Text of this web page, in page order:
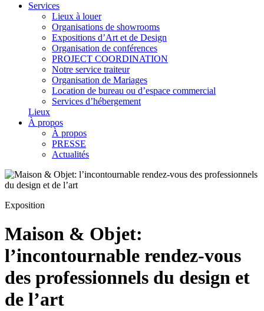
Services
Lieux à louer
Organisations de showrooms
Expositions d’Art et de Design
Organisation de conférences
PROJECT COORDINATION
Notre service traiteur
Organisation de Mariages
Location de bureau ou d’espace commercial
Services d’hébergement
Lieux
À propos
À propos
PRESSE
Actualités
Exposition
Maison & Objet:
l’incontournable rendez-vous
des professionnels du design et
de l’art